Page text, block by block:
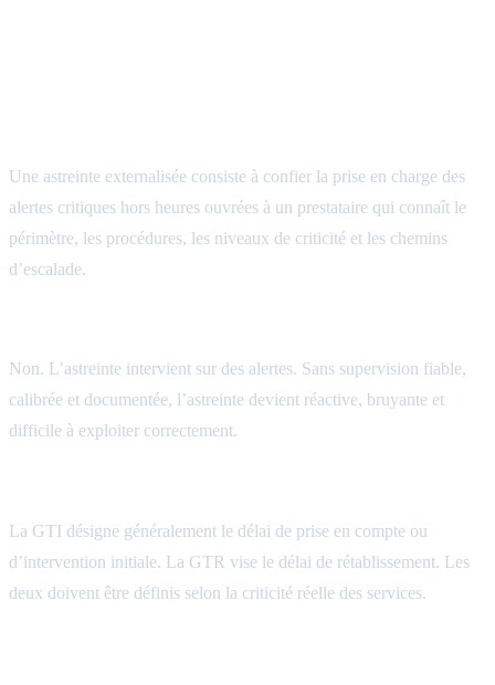
Une astreinte externalisée consiste à confier la prise en charge des
alertes critiques hors heures ouvrées à un prestataire qui connaît le
périmètre, les procédures, les niveaux de criticité et les chemins
d’escalade.
Non. L’astreinte intervient sur des alertes. Sans supervision fiable,
calibrée et documentée, l’astreinte devient réactive, bruyante et
difficile à exploiter correctement.
La GTI désigne généralement le délai de prise en compte ou
d’intervention initiale. La GTR vise le délai de rétablissement. Les
deux doivent être définis selon la criticité réelle des services.